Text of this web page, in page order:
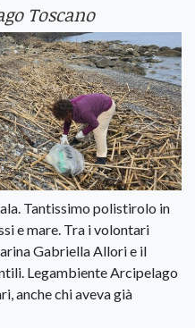
Toscano
Tantissimo polistirolo in
e mare. Tra i volontari
Gabriella Allori e il
Legambiente Arcipelago
anche chi aveva già